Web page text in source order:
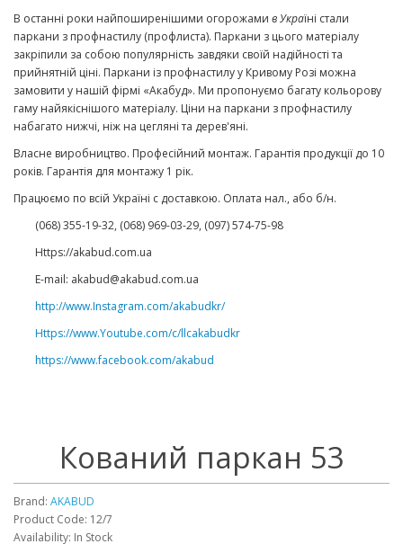
В останні роки найпоширенішими огорожами в Україні стали
паркани з профнастилу (профлиста). Паркани з цього матеріалу
закріпили за собою популярність завдяки своїй надійності та
прийнятній ціні. Паркани із профнастилу у Кривому Розі можна
замовити у нашій фірмі «Акабуд». Ми пропонуємо багату кольорову
гаму найякіснішого матеріалу. Ціни на паркани з профнастилу
набагато нижчі, ніж на цегляні та дерев'яні.
Власне виробництво. Професійний монтаж. Гарантія продукції до 10
років. Гарантія для монтажу 1 рік.
Працюємо по всій Україні с доставкою. Оплата нал., або б/н.
(068) 355-19-32, (068) 969-03-29, (097) 574-75-98
Https://akabud.com.ua
E-mail: akabud@akabud.com.ua
http://www.Instagram.com/akabudkr/
Https://www.Youtube.com/c/llcakabudkr
https://www.facebook.com/akabud
Кований паркан 53
Brand: AKABUD
Product Code: 12/7
Availability: In Stock